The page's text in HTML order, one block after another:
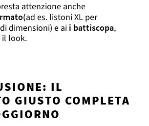
attenzione anche
(ad es. listoni XL per
dimensioni) e ai i battiscopa,
il look.
IL
GIUSTO COMPLETA